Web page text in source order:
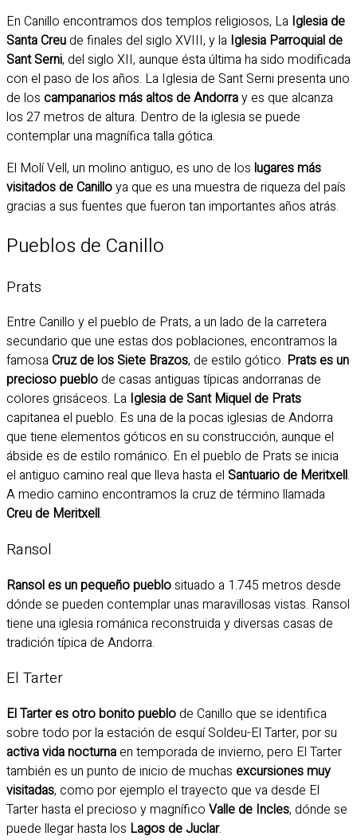
En Canillo encontramos dos templos religiosos, La Iglesia de
Santa Creude finales del siglo XVIII, y la Iglesia Parroquial de
Sant Serni, del siglo XII, aunque ésta última ha sido modificada
con el paso de los años. La Iglesia de Sant Serni presenta uno
de los campanarios más altos de Andorray es que alcanza
los 27 metros de altura. Dentro de la iglesia se puede
contemplar una magnífica talla gótica.
El Molí Vell, un molino antiguo, es uno de los lugares más
visitados de Canilloya que es una muestra de riqueza del país
gracias a sus fuentes que fueron tan importantes años atrás.
Pueblos de Canillo
Prats
Entre Canillo y el pueblo de Prats, a un lado de la carretera
secundario que une estas dos poblaciones, encontramos la
famosaCruz de los Siete Brazos, de estilo gótico. Prats es un
precioso pueblode casas antiguas típicas andorranas de
colores grisáceos. La Iglesia de Sant Miquel de Prats
capitanea el pueblo. Es una de la pocas iglesias de Andorra
que tiene elementos góticos en su construcción, aunque el
ábside es de estilo románico. En el pueblo de Prats se inicia
el antiguo camino real que lleva hasta el Santuario de Meritxell.
A medio camino encontramos la cruz de término llamada
Creu de Meritxell.
Ransol
Ransol es un pequeño pueblosituado a 1.745 metros desde
dónde se pueden contemplar unas maravillosas vistas. Ransol
tiene una iglesia románica reconstruida y diversas casas de
tradición típica de Andorra.
El Tarter
El Tarter es otro bonito pueblode Canillo que se identifica
sobre todo por la estación de esquí Soldeu-El Tarter, por su
activa vida nocturnaen temporada de invierno, pero El Tarter
también es un punto de inicio de muchas excursiones muy
visitadas, como por ejemplo el trayecto que va desde El
Tarter hasta el precioso y magnífico Valle de Incles, dónde se
puede llegar hasta los Lagos de Juclar.